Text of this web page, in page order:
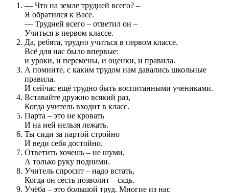
— Что на земле трудней всего? –
Я обратился к Васе.
— Трудней всего – ответил он –
Учиться в первом классе.
Да, ребята, трудно учиться в первом классе.
Всё для нас было впервые:
и уроки, и перемены, и оценки, и правила.
А помните, с каким трудом нам давались школьные
правила.
И сейчас ещё трудно быть воспитанными учениками.
Вставайте дружно всякий раз,
Когда учитель входит в класс.
Парта – это не кровать
И на ней нельзя лежать.
Ты сиди за партой стройно
И веди себя достойно.
Ответить хочешь – не шуми,
А только руку подними.
Учитель спросит – надо встать,
Когда он сесть позволит – сядь.
Учёба – это большой труд. Многие из нас